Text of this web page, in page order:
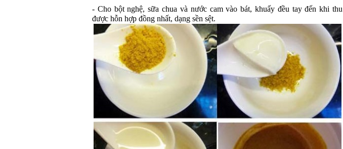
- Cho bột nghệ, sữa chua và nước cam vào bát, khuấy đều tay đến khi thu
được hỗn hợp đồng nhất, dạng sền sệt.